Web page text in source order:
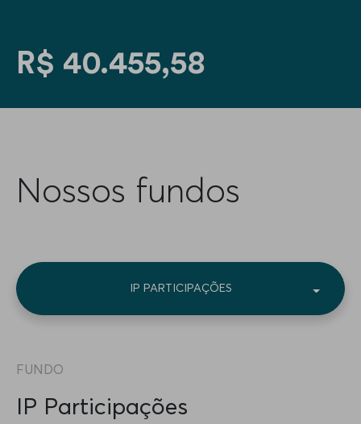
R$ 40.455,58
Nossos fundos
IP PARTICIPAÇÕES
IP VALUE HEDGE
IP ATLAS BRL
IP ATLAS USD
FUNDO
IP Participações